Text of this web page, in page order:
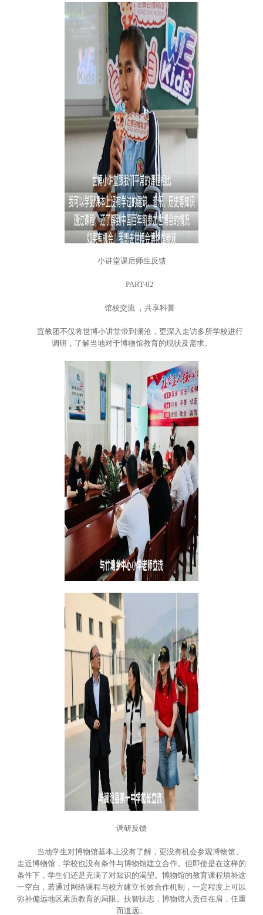
小讲堂课后师生反馈
PART-02
馆校交流 ，共享科普
宣教团不仅将世博小讲堂带到澜沧，更深入走访多所学校进行
调研，了解当地对于博物馆教育的现状及需求。
调研反馈
当地学生对博物馆基本上没有了解，更没有机会参观博物馆、
走近博物馆，学校也没有条件与博物馆建立合作。但即使是在这样的
条件下，学生们还是充满了对知识的渴望。博物馆的教育课程填补这
一空白，若通过网络课程与校方建立长效合作机制，一定程度上可以
弥补偏远地区素质教育的局限。扶智扶志，博物馆人责任在肩，任重
而道远。